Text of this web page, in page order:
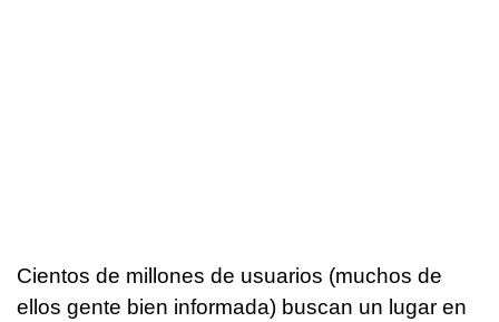
Cientos de millones de usuarios (muchos de
ellos gente bien informada) buscan un lugar en